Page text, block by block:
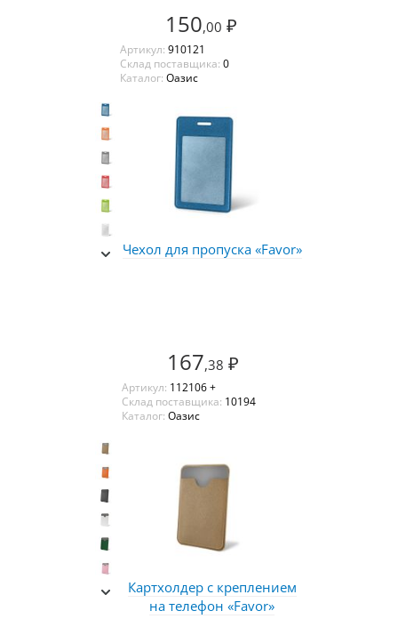
150,00 ₽
Артикул: 910121
Склад поставщика: 0
Каталог: Оазис
Чехол для пропуска «Favor»
167,38 ₽
Артикул: 112106 +
Склад поставщика: 10194
Каталог: Оазис
Картхолдер с креплением
на телефон «Favor»